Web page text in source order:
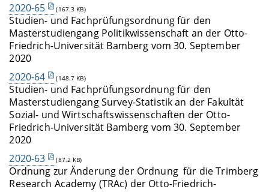
2020-65
(167.3 KB)
Studien- und Fachprüfungsordnung für den
Masterstudiengang Politikwissenschaft an der Otto-
Friedrich-Universität Bamberg vom 30. September
2020
2020-64
(148.7 KB)
Studien- und Fachprüfungsordnung für den
Masterstudiengang Survey-Statistik an der Fakultät
Sozial- und Wirtschaftswissenschaften der Otto-
Friedrich-Universität Bamberg vom 30. September
2020
2020-63
(87.2 KB)
Ordnung zur Änderung der Ordnung für die Trimberg
Research Academy (TRAc) der Otto-Friedrich-